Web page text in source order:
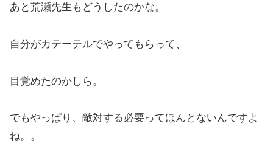
あと荒瀬先生もどうしたのかな。
自分がカテーテルでやってもらって、
目覚めたのかしら。
でもやっぱり、敵対する必要ってほんとないんですよ
ね。。